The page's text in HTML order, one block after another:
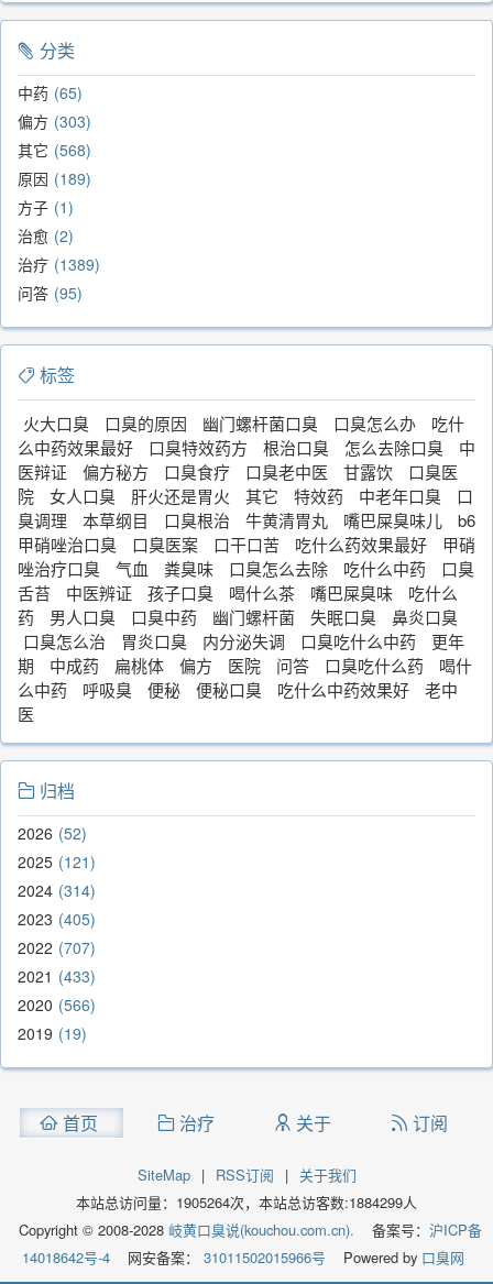
分类
中药 65
偏方 303
其它 568
原因 189
方子 1
治愈 2
治疗 1389
问答 95
标签
火大口臭 口臭的原因 幽门螺杆菌口臭 口臭怎么办
吃什
么中药效果最好
口臭特效药方 根治口臭 怎么去除口臭
中
医辩证
偏方秘方 口臭食疗 口臭老中医 甘露饮
口臭医
院
女人口臭 肝火还是胃火 其它 特效药 中老年口臭
口
臭调理
本草纲目 口臭根治 牛黄清胃丸 嘴巴屎臭味儿
b6
甲硝唑治口臭
口臭医案 口干口苦 吃什么药效果最好
甲硝
唑治疗口臭
气血 粪臭味 口臭怎么去除 吃什么中药
口臭
舌苔
中医辨证 孩子口臭 喝什么茶 嘴巴屎臭味
吃什么
药
男人口臭 口臭中药 幽门螺杆菌 失眠口臭
鼻炎口臭
口臭怎么治
胃炎口臭 内分泌失调 口臭吃什么中药
更年
期
中成药 扁桃体 偏方 医院 问答 口臭吃什么药
喝什
么中药
呼吸臭 便秘 便秘口臭 吃什么中药效果好
老中
医
归档
2026 52
2025 121
2024 314
2023 405
2022 707
2021
433
2020 566
2019 19
首页 治疗 关于 订阅
SiteMap | RSS订阅 |
关于我们
本站总访问量： 1905264次，本站总访客数:1884299人
Copyright © 2008-2028 岐黄口臭说(kouchou.com.cn). 备案号： 沪ICP备
14018642号-4
网安备案： 31011502015966号 Powered by 口臭网